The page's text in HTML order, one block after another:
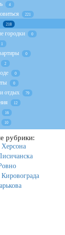
4
221
218
городки 0
1
0
2
0
0
отдых 79
12
16
10
рубрики: